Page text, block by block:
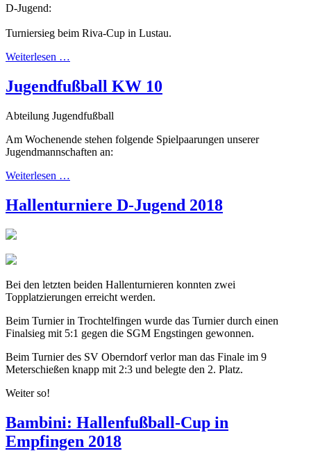
D-Jugend:
Turniersieg beim Riva-Cup in Lustau.
Weiterlesen …
Jugendfußball KW 10
Abteilung Jugendfußball
Am Wochenende stehen folgende Spielpaarungen unserer
Jugendmannschaften an:
Weiterlesen …
Hallenturniere D-Jugend 2018
Bei den letzten beiden Hallenturnieren konnten zwei
Topplatzierungen erreicht werden.
Beim Turnier in Trochtelfingen wurde das Turnier durch einen
Finalsieg mit 5:1 gegen die SGM Engstingen gewonnen.
Beim Turnier des SV Oberndorf verlor man das Finale im 9
Meterschießen knapp mit 2:3 und belegte den 2. Platz.
Weiter so!
Bambini: Hallenfußball-Cup in
Empfingen 2018